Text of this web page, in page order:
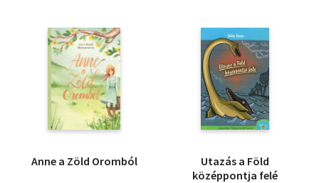
Anne a Zöld Oromból
Utazás a Föld
középpontja felé